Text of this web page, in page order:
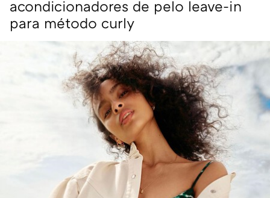
acondicionadores de pelo leave-in
para método curly